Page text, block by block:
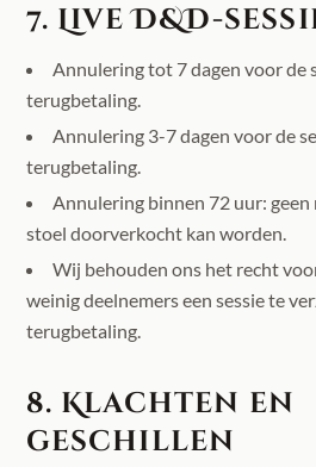
7. Live D&D-
Annulering tot 7 dagen voor de
terugbetaling.
Annulering 3-7 dagen voor de
terugbetaling.
Annulering binnen 72 uur:
stoel doorverkocht kan worden.
Wij behouden ons het recht
weinig deelnemers een sessie te
terugbetaling.
8. Klachten en
geschillen